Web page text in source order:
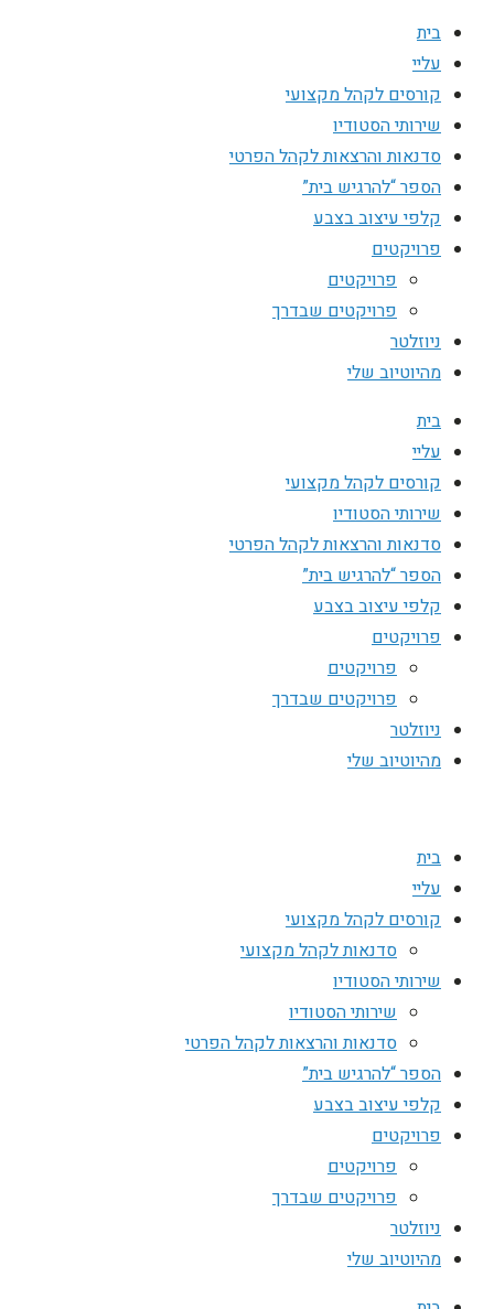
בית
עליי
קורסים לקהל מקצועי
שירותי הסטודיו
סדנאות והרצאות לקהל הפרטי
הספר “להרגיש בית”
קלפי עיצוב בצבע
פרויקטים
פרויקטים
פרויקטים שבדרך
ניוזלטר
מהיוטיוב שלי
בית
עליי
קורסים לקהל מקצועי
שירותי הסטודיו
סדנאות והרצאות לקהל הפרטי
הספר “להרגיש בית”
קלפי עיצוב בצבע
פרויקטים
פרויקטים
פרויקטים שבדרך
ניוזלטר
מהיוטיוב שלי
בית
עליי
קורסים לקהל מקצועי
סדנאות לקהל מקצועי
שירותי הסטודיו
שירותי הסטודיו
סדנאות והרצאות לקהל הפרטי
הספר “להרגיש בית”
קלפי עיצוב בצבע
פרויקטים
פרויקטים
פרויקטים שבדרך
ניוזלטר
מהיוטיוב שלי